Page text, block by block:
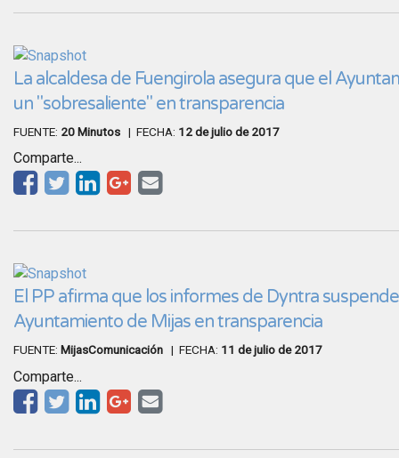
La alcaldesa de Fuengirola asegura que el
un "sobresaliente" en transparencia
FUENTE: 20 Minutos | FECHA: 12 de julio de 2017
Comparte...
El PP afirma que los informes de Dyntra
Ayuntamiento de Mijas en transparencia
FUENTE: MijasComunicación | FECHA: 11 de julio de 2017
Comparte...